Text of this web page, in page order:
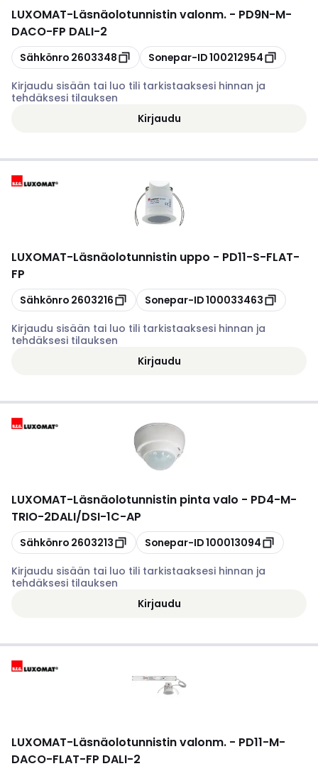
LUXOMAT-Läsnäolotunnistin valonm. - PD9N-M-
DACO-FP DALI-2
Kopioi
Sähkönro 2603348 Kopioi
Sonepar-ID100212954
Kirjaudu sisään tai luo tili tarkistaaksesi hinnan ja
tehdäksesi tilauksen
Kirjaudu
LUXOMAT-Läsnäolotunnistin uppo - PD11-S-FLAT-
FP
Kopioi
Sähkönro 2603216 Kopioi
Sonepar-ID100033463
Kirjaudu sisään tai luo tili tarkistaaksesi hinnan ja
tehdäksesi tilauksen
Kirjaudu
LUXOMAT-Läsnäolotunnistin pinta valo - PD4-M-
TRIO-2DALI/DSI-1C-AP
Kopioi
Sähkönro 2603213 Kopioi
Sonepar-ID100013094
Kirjaudu sisään tai luo tili tarkistaaksesi hinnan ja
tehdäksesi tilauksen
Kirjaudu
LUXOMAT-Läsnäolotunnistin valonm. - PD11-M-
DACO-FLAT-FP DALI-2